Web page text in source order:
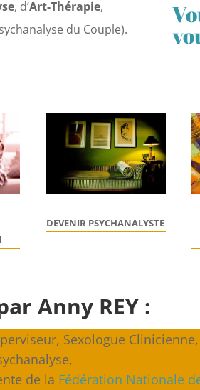
, d’Art-Thérapie,
du Couple).
DEVENIR PSYCHANALYSTE
Anny REY :
Sexologue Clinicienne,
de la Fédération Nationale